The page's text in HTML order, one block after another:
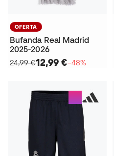
OFERTA
Bufanda Real Madrid
2025-2026
24,99 €12,99 €−48%